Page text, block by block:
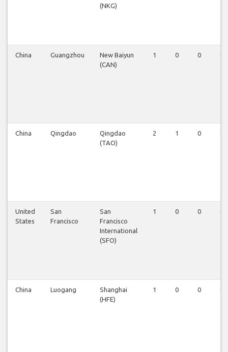
(NKG)
China Guangzhou
New Baiyun
(CAN)
1 0 0 0
China Qingdao
Qingdao
(TAO)
2 1 0 0
United
States
San
Francisco
San
Francisco
International
(SFO)
1 0 0 0
China Luogang
Shanghai
(HFE)
1 0 0 0